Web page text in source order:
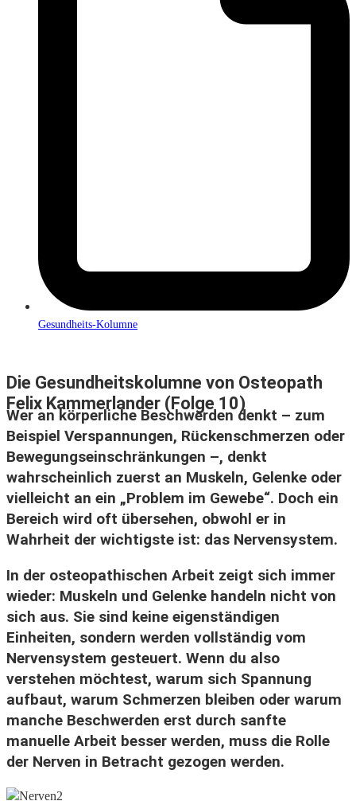
Gesundheits-Kolumne
Die Gesundheitskolumne von Osteopath
Felix Kammerlander (Folge 10)
Wer an körperliche Beschwerden denkt – zum
Beispiel Verspannungen, Rückenschmerzen oder
Bewegungseinschränkungen –, denkt
wahrscheinlich zuerst an Muskeln, Gelenke oder
vielleicht an ein „Problem im Gewebe“. Doch ein
Bereich wird oft übersehen, obwohl er in
Wahrheit der wichtigste ist: das Nervensystem.
In der osteopathischen Arbeit zeigt sich immer
wieder: Muskeln und Gelenke handeln nicht von
sich aus. Sie sind keine eigenständigen
Einheiten, sondern werden vollständig vom
Nervensystem gesteuert. Wenn du also
verstehen möchtest, warum sich Spannung
aufbaut, warum Schmerzen bleiben oder warum
manche Beschwerden erst durch sanfte
manuelle Arbeit besser werden, muss die Rolle
der Nerven in Betracht gezogen werden.